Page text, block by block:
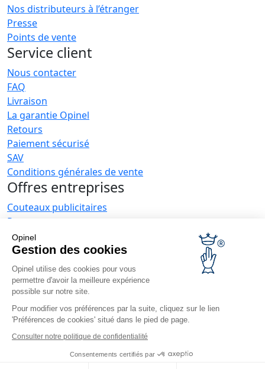
Opinel
Gestion des cookies
Opinel utilise des cookies pour vous
permettre d'avoir la meilleure expérience
possible sur notre site.
Pour modifier vos préférences par la suite, cliquez sur le lien
'Préférences de cookies' situé dans le pied de page.
Consulter notre politique de confidentialité
Consentements certifiés par
Nos distributeurs à l’étranger
Presse
Points de vente
Service client
Nous contacter
FAQ
Livraison
La garantie Opinel
Retours
Paiement sécurisé
SAV
Conditions générales de vente
Offres entreprises
Couteaux publicitaires
Restaurateurs
Opinel News
Recevoir les actualités
Retrouvez-nous
© Opinel, 2026.Mentions légalesCGUAccessibilité